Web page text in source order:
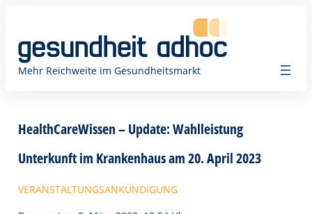
springen
Mehr Reichweite im Gesundheitsmarkt
HealthCareWissen – Update: Wahlleistung
Unterkunft im Krankenhaus am 20. April 2023
VERANSTALTUNGSANKÜNDIGUNG